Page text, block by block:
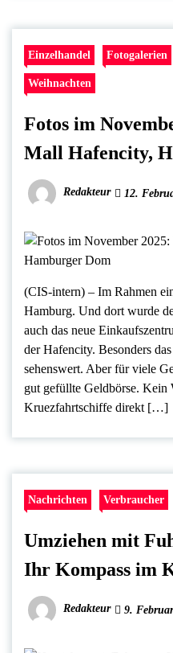
Einzelhandel Fotogalerien
Weihnachten
Fotos im
Mall Hafencity,
Redakteur 12.
(CIS-intern) – Im Rahmen
Hamburg. Und dort wurde
auch das neue
der Hafencity. Besonders
sehenswert. Aber für viele
gut gefüllte Geldbörse. Kein
Kruezfahrtschiffe direkt […]
Nachrichten Verbraucher
Umziehen mit
Ihr Kompass im
Redakteur 9.